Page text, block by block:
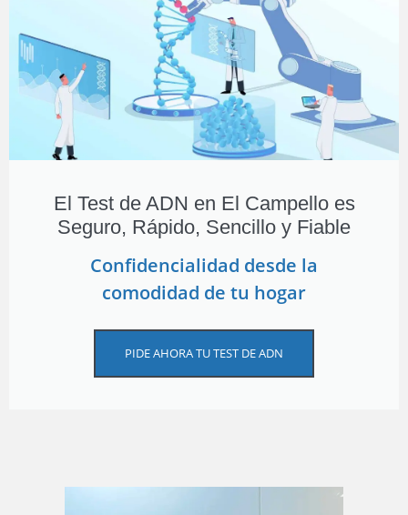
El Test de ADN en El Campello es
Seguro, Rápido, Sencillo y Fiable
Confidencialidad desde la
comodidad de tu hogar
PIDE AHORA TU TEST DE ADN